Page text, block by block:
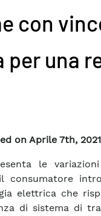
con
per una
on Aprile 7th,
le
consumatore
elettrica che
di sistema di